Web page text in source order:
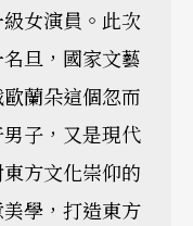
女演員。此次
旦，國家文藝
蘭朵這個忽而
子，又是現代
方文化崇仰的
學，打造東方